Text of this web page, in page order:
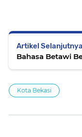
Artikel Selanjutnya
Bahasa Betawi
Kota Bekasi